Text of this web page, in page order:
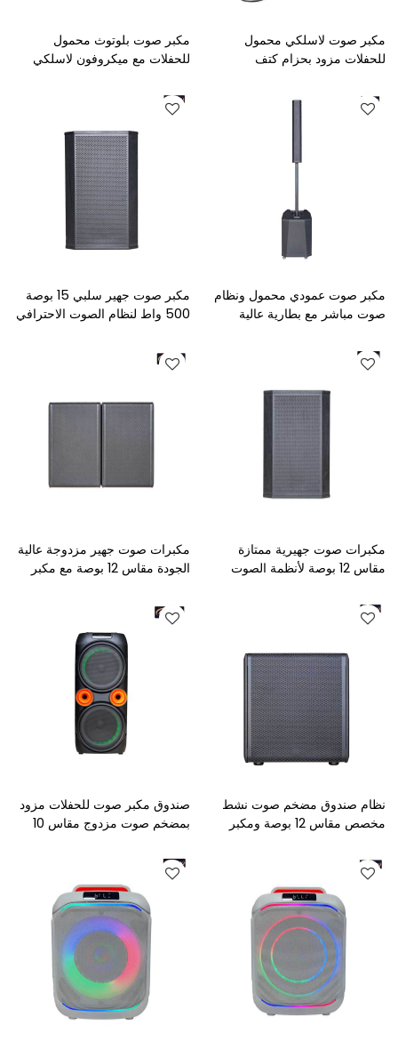
مكبر صوت لاسلكي محمول
للحفلات مزود بحزام كتف
مكبر صوت بلوتوث محمول
للحفلات مع ميكروفون لاسلكي
مكبر صوت عمودي محمول ونظام
صوت مباشر مع بطارية عالية
مكبر صوت جهير سلبي 15 بوصة
500 واط لنظام الصوت الاحترافي
مكبرات صوت جهيرية ممتازة
مقاس 12 بوصة لأنظمة الصوت
مكبرات صوت جهير مزدوجة عالية
الجودة مقاس 12 بوصة مع مكبر
نظام صندوق مضخم صوت نشط
مخصص مقاس 12 بوصة ومكبر
رقمية
صندوق مكبر صوت للحفلات مزود
بمضخم صوت مزدوج مقاس 10